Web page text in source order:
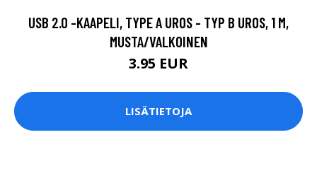
USB 2.0 -KAAPELI, TYPE A UROS - TYP B UROS, 1 M,
MUSTA/VALKOINEN
3.95 EUR
LISÄTIETOJA